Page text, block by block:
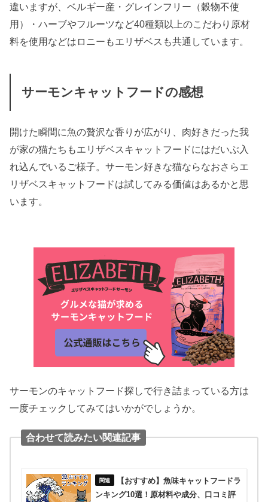
違いますが、ベルギー産・グレインフリー（穀物不使
用）・ハーブやフルーツなど40種類以上のこだわり原材
料を使用などはロニーもエリザベスも共通しています。
サーモンキャットフードの感想
開けた瞬間に魚の贅沢な香りが広がり、肉好きだった我
が家の猫たちもエリザベスキャットフードにはだいぶ入
れ込んでいるご様子。サーモン好きな猫ならなおさらエ
リザベスキャットフードは試してみる価値はあるかと思
います。
サーモンのキャットフード探しで行き詰まっている方は
一度チェックしてみてはいかがでしょうか。
合わせて読みたい関連記事
【おすすめ】魚味キャットフードラ
ンキング10選！原材料や成分、口コミ評